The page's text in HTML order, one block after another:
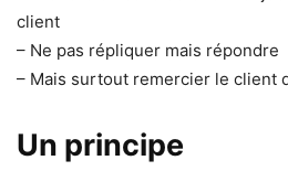
client
– Ne pas répliquer mais répondre
– Mais surtout remercier le client
Un principe